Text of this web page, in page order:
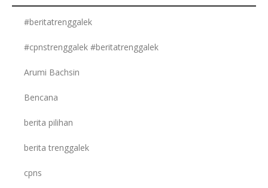
#beritatrenggalek
#cpnstrenggalek #beritatrenggalek
Arumi Bachsin
Bencana
berita pilihan
berita trenggalek
cpns